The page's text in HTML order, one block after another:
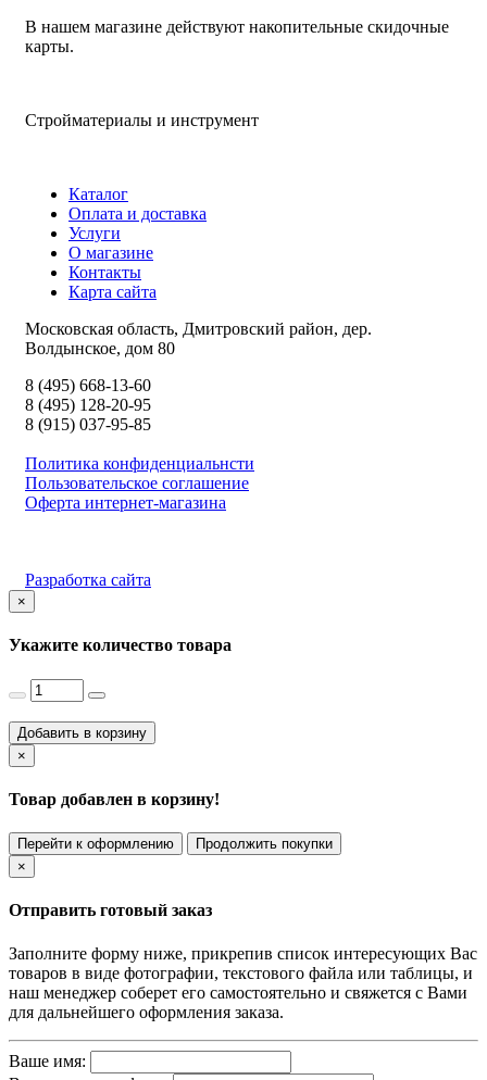
В нашем магазине действуют накопительные скидочные
карты.
Стройматериалы и инструмент
Каталог
Оплата и доставка
Услуги
О магазине
Контакты
Карта сайта
Московская область, Дмитровский район, дер.
Волдынское, дом 80
8 (495) 668-13-60
8 (495) 128-20-95
8 (915) 037-95-85
Политика конфиденциальнсти
Пользовательское соглашение
Оферта интернет-магазина
Разработка сайта
×
Укажите количество товара
Добавить в корзину
×
Товар добавлен в корзину!
Перейти к оформлению
Продолжить покупки
×
Отправить готовый заказ
Заполните форму ниже, прикрепив список интересующих Вас
товаров в виде фотографии, текстового файла или таблицы, и
наш менеджер соберет его самостоятельно и свяжется с Вами
для дальнейшего оформления заказа.
Ваше имя: